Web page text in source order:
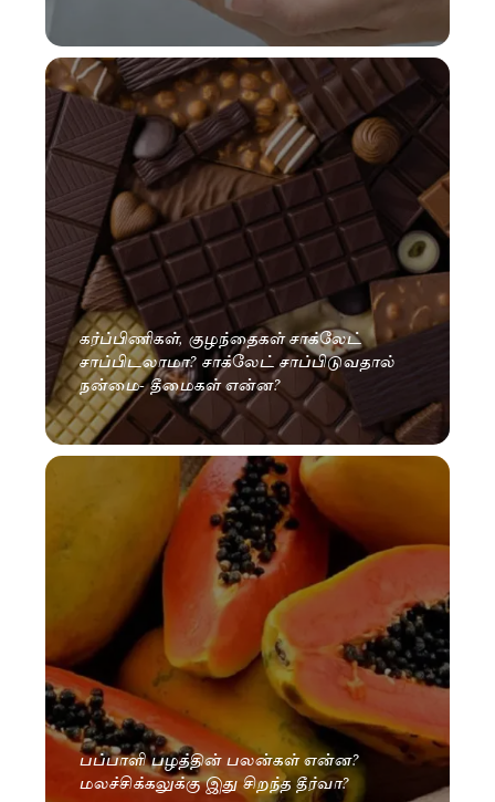
கர்ப்பிணிகள், குழந்தைகள் சாக்லேட்
சாப்பிடலாமா? சாக்லேட் சாப்பிடுவதால்
நன்மை- தீமைகள் என்ன?
பப்பாளி பழத்தின் பலன்கள் என்ன?
மலச்சிக்கலுக்கு இது சிறந்த தீர்வா?